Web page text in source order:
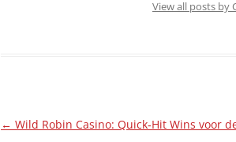
View all posts by
Post
← Wild Robin Casino: Quick‑Hit Wins voor